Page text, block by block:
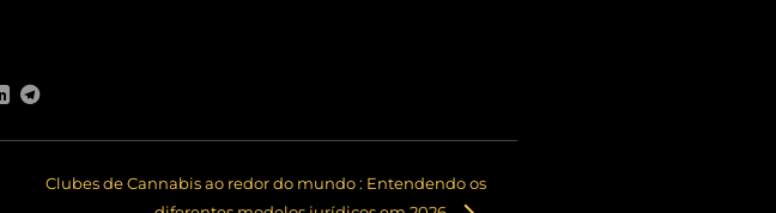
Clubes de Cannabis ao redor do mundo : Entendendo os